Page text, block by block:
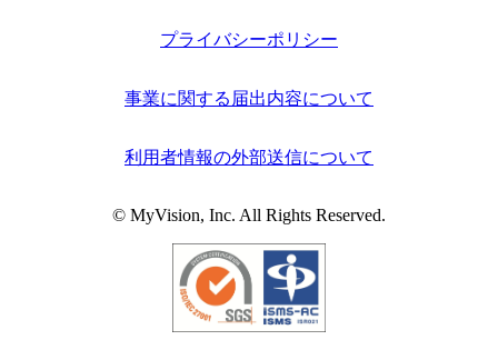
プライバシーポリシー
事業に関する届出内容について
利用者情報の外部送信について
© MyVision, Inc. All Rights Reserved.